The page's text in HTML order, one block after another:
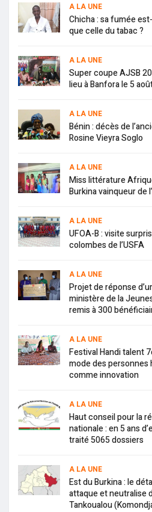
A LA UNE
Chicha : sa fumée
que celle du tabac ?
A LA UNE
Super coupe AJSB
lieu à Banfora le 5
A LA UNE
Bénin : décès de
Rosine Vieyra Soglo
A LA UNE
Miss littérature
Burkina vainqueur de
A LA UNE
UFOA-B : visite
colombes de l’USFA
A LA UNE
Projet de réponse
ministère de la
remis à 300
A LA UNE
Festival Handi talent
mode des personnes
comme innovation
A LA UNE
Haut conseil pour la
nationale : en 5 ans
traité 5065 dossiers
A LA UNE
Est du Burkina : le
attaque et neutralise
Tankoualou